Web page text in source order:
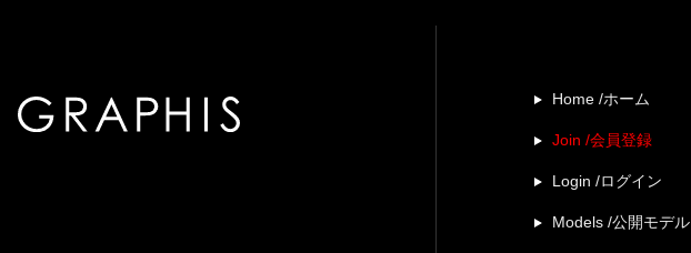
Home /ホーム
Join /会員登録
Login /ログイン
Models /公開モデル